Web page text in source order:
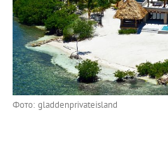
Фото: gladdenprivateisland